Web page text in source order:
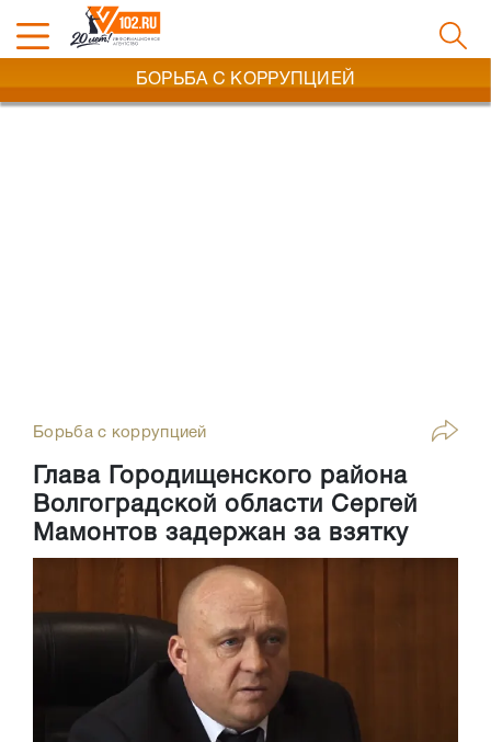
БОРЬБА С КОРРУПЦИЕЙ
Борьба с коррупцией
Глава Городищенского района
Волгоградской области Сергей
Мамонтов задержан за взятку